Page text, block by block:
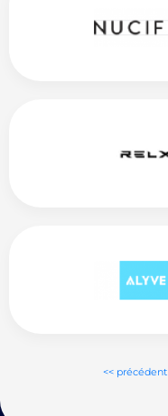
<< précédent